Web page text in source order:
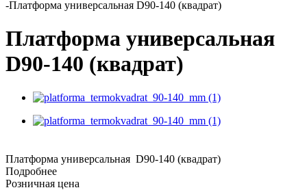
-Платформа универсальная D90-140 (квадрат)
Платформа универсальная
D90-140 (квадрат)
Платформа универсальная D90-140 (квадрат)
Подробнее
Розничная цена